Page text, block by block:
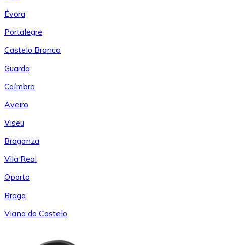
Évora
Portalegre
Castelo Branco
Guarda
Coímbra
Aveiro
Viseu
Braganza
Vila Real
Oporto
Braga
Viana do Castelo